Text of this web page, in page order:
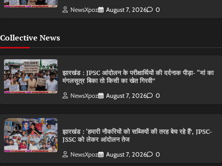
NewsXpoz August 7, 2026 0
Collective News
झारखंड : JPSC आंदोलन के परीक्षार्थियों की दर्दनाक पीड़ा- “मां का
मंगलसूत्र बिका तो किसी का खेत गिरवी”
NewsXpoz August 7, 2026 0
झारखंड : ‘हमारी नौकरियों को सब्जियों की तरह बेच रहे हैं’, JPSC-
JSSC को लेकर आंदोलन तेज
NewsXpoz August 7, 2026 0